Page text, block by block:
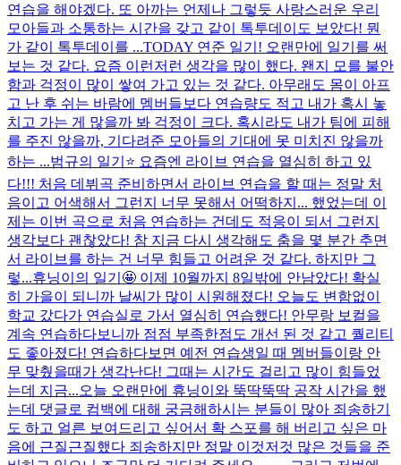
연습을 해야겠다. 또 아까는 언제나 그렇듯 사랑스러운 우리
모아들과 소통하는 시간을 갖고 같이 톡투데이도 보았다! 뭔
가 같이 톡투데이를 ...TODAY 연준 일기! 오랜만에 일기를 써
보는 것 같다. 요즘 이런저런 생각을 많이 했다. 왠지 모를 불안
함과 걱정이 많이 쌓여 가고 있는 것 같다. 아무래도 몸이 아프
고 난 후 쉬는 바람에 멤버들보다 연습량도 적고 내가 혹시 놓
치고 가는 게 많을까 봐 걱정이 크다. 혹시라도 내가 팀에 피해
를 주진 않을까, 기다려준 모아들의 기대에 못 미치진 않을까
하는 ...범규의 일기⭐️ 요즘엔 라이브 연습을 열심히 하고 있
다!!! 처음 데뷔곡 준비하면서 라이브 연습을 할 때는 정말 처
음이고 어색해서 그런지 너무 못해서 어떡하지... 했었는데 이
제는 이번 곡으로 처음 연습하는 건데도 적응이 되서 그런지
생각보다 괜찮았다! 참 지금 다시 생각해도 춤을 몇 분간 추면
서 라이브를 하는 건 너무 힘들고 어려운 것 같다. 하지만 그
렇...휴닝이의 일기🤩 이제 10월까지 8일밖에 안남았다! 확실
히 가을이 되니까 날씨가 많이 시원해졌다! 오늘도 변함없이
학교 갔다가 연습실로 가서 열심히 연습했다! 안무랑 보컬을
계속 연습하다보니까 점점 부족한점도 개선 된 것 같고 퀄리티
도 좋아졌다! 연습하다보면 예전 연습생일 때 멤버들이랑 안
무 맞췄을때가 생각난다! 그때는 시간도 걸리고 많이 힘들었
는데 지금...오늘 오랜만에 휴닝이와 뚝딱뚝딱 공작 시간을 했
는데 댓글로 컴백에 대해 궁금해하시는 분들이 많아 죄송하기
도 하고 얼른 보여드리고 싶어서 확 스포를 해 버리고 싶은 마
음에 근질근질했다 죄송하지만 정말 이것저것 많은 것들을 준